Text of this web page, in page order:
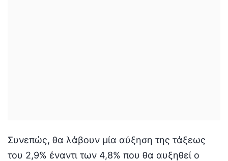
Συνεπώς, θα λάβουν μία αύξηση της τάξεως
του 2,9% έναντι των 4,8% που θα αυξηθεί ο